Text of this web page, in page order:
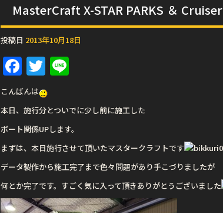
MasterCraft X-STAR PARKS ＆ Cruiser
投稿日 2013年10月18日
F
a
c
e
b
o
o
k
T
w
it
te
r
e
こんばんは
本日、施行分とついでに少し前に施工した
ボート関係UPします。
まずは、本日施行させて頂いたマスタークラフトです
データ製作から施工完了まで色々問題があり手こづりましたが
何とか完了です。すごく気に入って頂きありがとうございました